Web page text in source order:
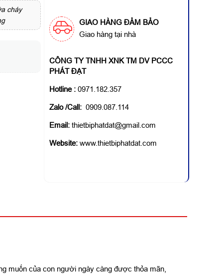
cháy
GIAO HÀNG ĐẢM BẢO
Giao hàng tại nhà
CÔNG TY TNHH XNK TM DV PCCC
PHÁT ĐẠT
Hotline : 0971.182.357
Zalo /Call:0909.087.114
Email:thietbiphatdat@gmail.com
Website:www.thietbiphatdat.com
muốn của con người ngày càng được thỏa mãn,